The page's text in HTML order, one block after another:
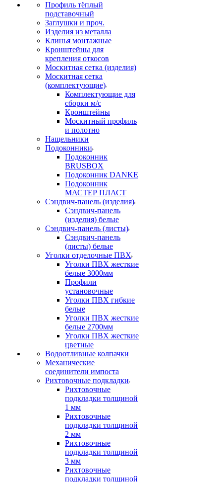
Профиль тёплый
подставочный
Заглушки и проч.
Изделия из металла
Клинья монтажные
Кронштейны для
крепления откосов
Москитная сетка (изделия)
Москитная сетка
(комплектующие)
Комплектующие для
сборки м/с
Кронштейны
Москитный профиль
и полотно
Нащельники
Подоконники
Подоконник
BRUSBOX
Подоконник DANKE
Подоконник
МАСТЕР ПЛАСТ
Сэндвич-панель (изделия)
Сэндвич-панель
(изделия) белые
Сэндвич-панель (листы)
Сэндвич-панель
(листы) белые
Уголки отделочные ПВХ
Уголки ПВХ жесткие
белые 3000мм
Профили
установочные
Уголки ПВХ гибкие
белые
Уголки ПВХ жесткие
белые 2700мм
Уголки ПВХ жесткие
цветные
Водоотливные колпачки
Механические
соединители импоста
Рихтовочные подкладки
Рихтовочные
подкладки толщиной
1 мм
Рихтовочные
подкладки толщиной
2 мм
Рихтовочные
подкладки толщиной
3 мм
Рихтовочные
подкладки толщиной